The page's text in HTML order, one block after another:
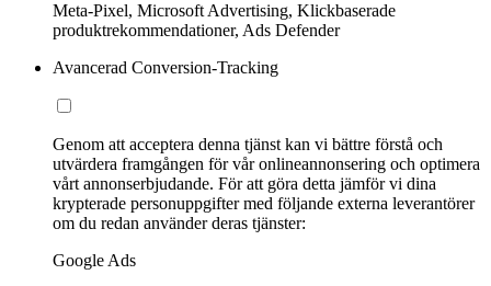
Meta-Pixel, Microsoft Advertising, Klickbaserade
produktrekommendationer, Ads Defender
Avancerad Conversion-Tracking
Genom att acceptera denna tjänst kan vi bättre förstå och
utvärdera framgången för vår onlineannonsering och optimera
vårt annonserbjudande. För att göra detta jämför vi dina
krypterade personuppgifter med följande externa leverantörer
om du redan använder deras tjänster:
Google Ads